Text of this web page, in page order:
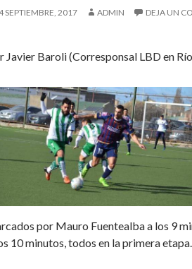
SEPTIEMBRE, 2017 ADMIN DEJA UN
Javier Baroli (Corresponsal LBD en
por Mauro Fuentealba a los 9
10 minutos, todos en la primera etapa.